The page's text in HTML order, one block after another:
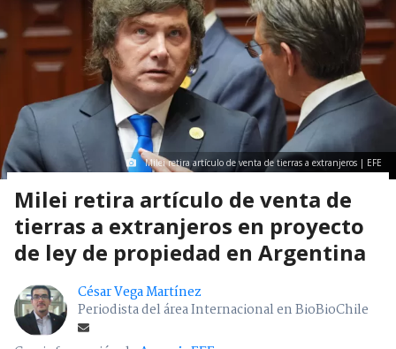
Milei retira artículo de venta de tierras a extranjeros | EFE
Milei retira artículo de venta de
tierras a extranjeros en proyecto
de ley de propiedad en Argentina
César Vega Martínez
Periodista del área Internacional en BioBioChile